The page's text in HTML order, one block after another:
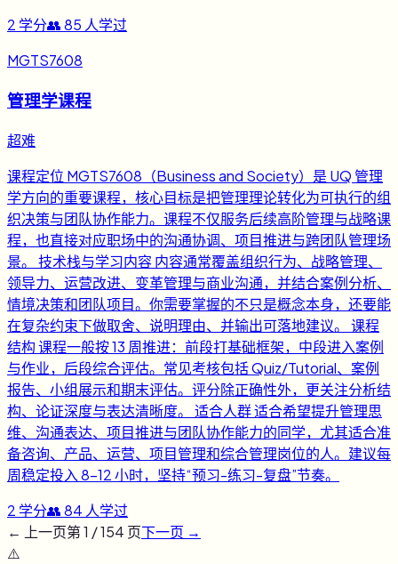
2 学分👥85 人学过
MGTS7608
管理学课程
超难
课程定位 MGTS7608（Business and Society）是 UQ 管理
学方向的重要课程，核心目标是把管理理论转化为可执行的组
织决策与团队协作能力。课程不仅服务后续高阶管理与战略课
程，也直接对应职场中的沟通协调、项目推进与跨团队管理场
景。 技术栈与学习内容 内容通常覆盖组织行为、战略管理、
领导力、运营改进、变革管理与商业沟通，并结合案例分析、
情境决策和团队项目。你需要掌握的不只是概念本身，还要能
在复杂约束下做取舍、说明理由、并输出可落地建议。 课程
结构 课程一般按 13 周推进：前段打基础框架，中段进入案例
与作业，后段综合评估。常见考核包括 Quiz/Tutorial、案例
报告、小组展示和期末评估。评分除正确性外，更关注分析结
构、论证深度与表达清晰度。 适合人群 适合希望提升管理思
维、沟通表达、项目推进与团队协作能力的同学，尤其适合准
备咨询、产品、运营、项目管理和综合管理岗位的人。建议每
周稳定投入 8-12 小时，坚持“预习-练习-复盘”节奏。
2 学分👥84 人学过
← 上一页第1 /154 页下一页 →
⚠️